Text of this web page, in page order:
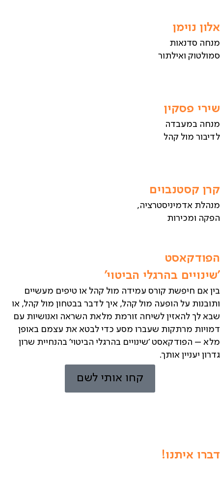
אלון נוימן
מנחה סדנאות
סמולטוק ואילתור
שירי פסקין
מנחה במעבדה
לדיבור מול קהל
קרן קסטנבוים
מנהלת אדמיניסטרציה,
הפקה ומכירות
הפודקאסט
'שינויים בהרגלי הביטוי'
בין אם חיפשת קורס עמידה מול קהל או טיפים מעשיים
ותובנות על הופעה מול קהל, איך לדבר בבטחון מול קהל, או
שבא לך להאזין לשיחה זורמת מלאת השראה ואנושיות עם
דמויות מרתקות שעברו מסע כדי לבטא את עצמם באופן
מלא – הפודקאסט 'שינויים בהרגלי הביטוי' בהנחיית שרון
גדרון יעניין אותך.
קחו אותי לשם
דברו איתנו!